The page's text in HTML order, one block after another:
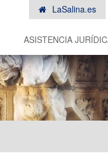
LaSalina.es
ASISTENCIA